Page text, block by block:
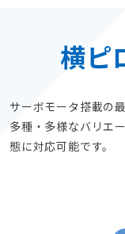
横ピ
サーボモータ搭載の
多種・多様なバリエ
態に対応可能です。